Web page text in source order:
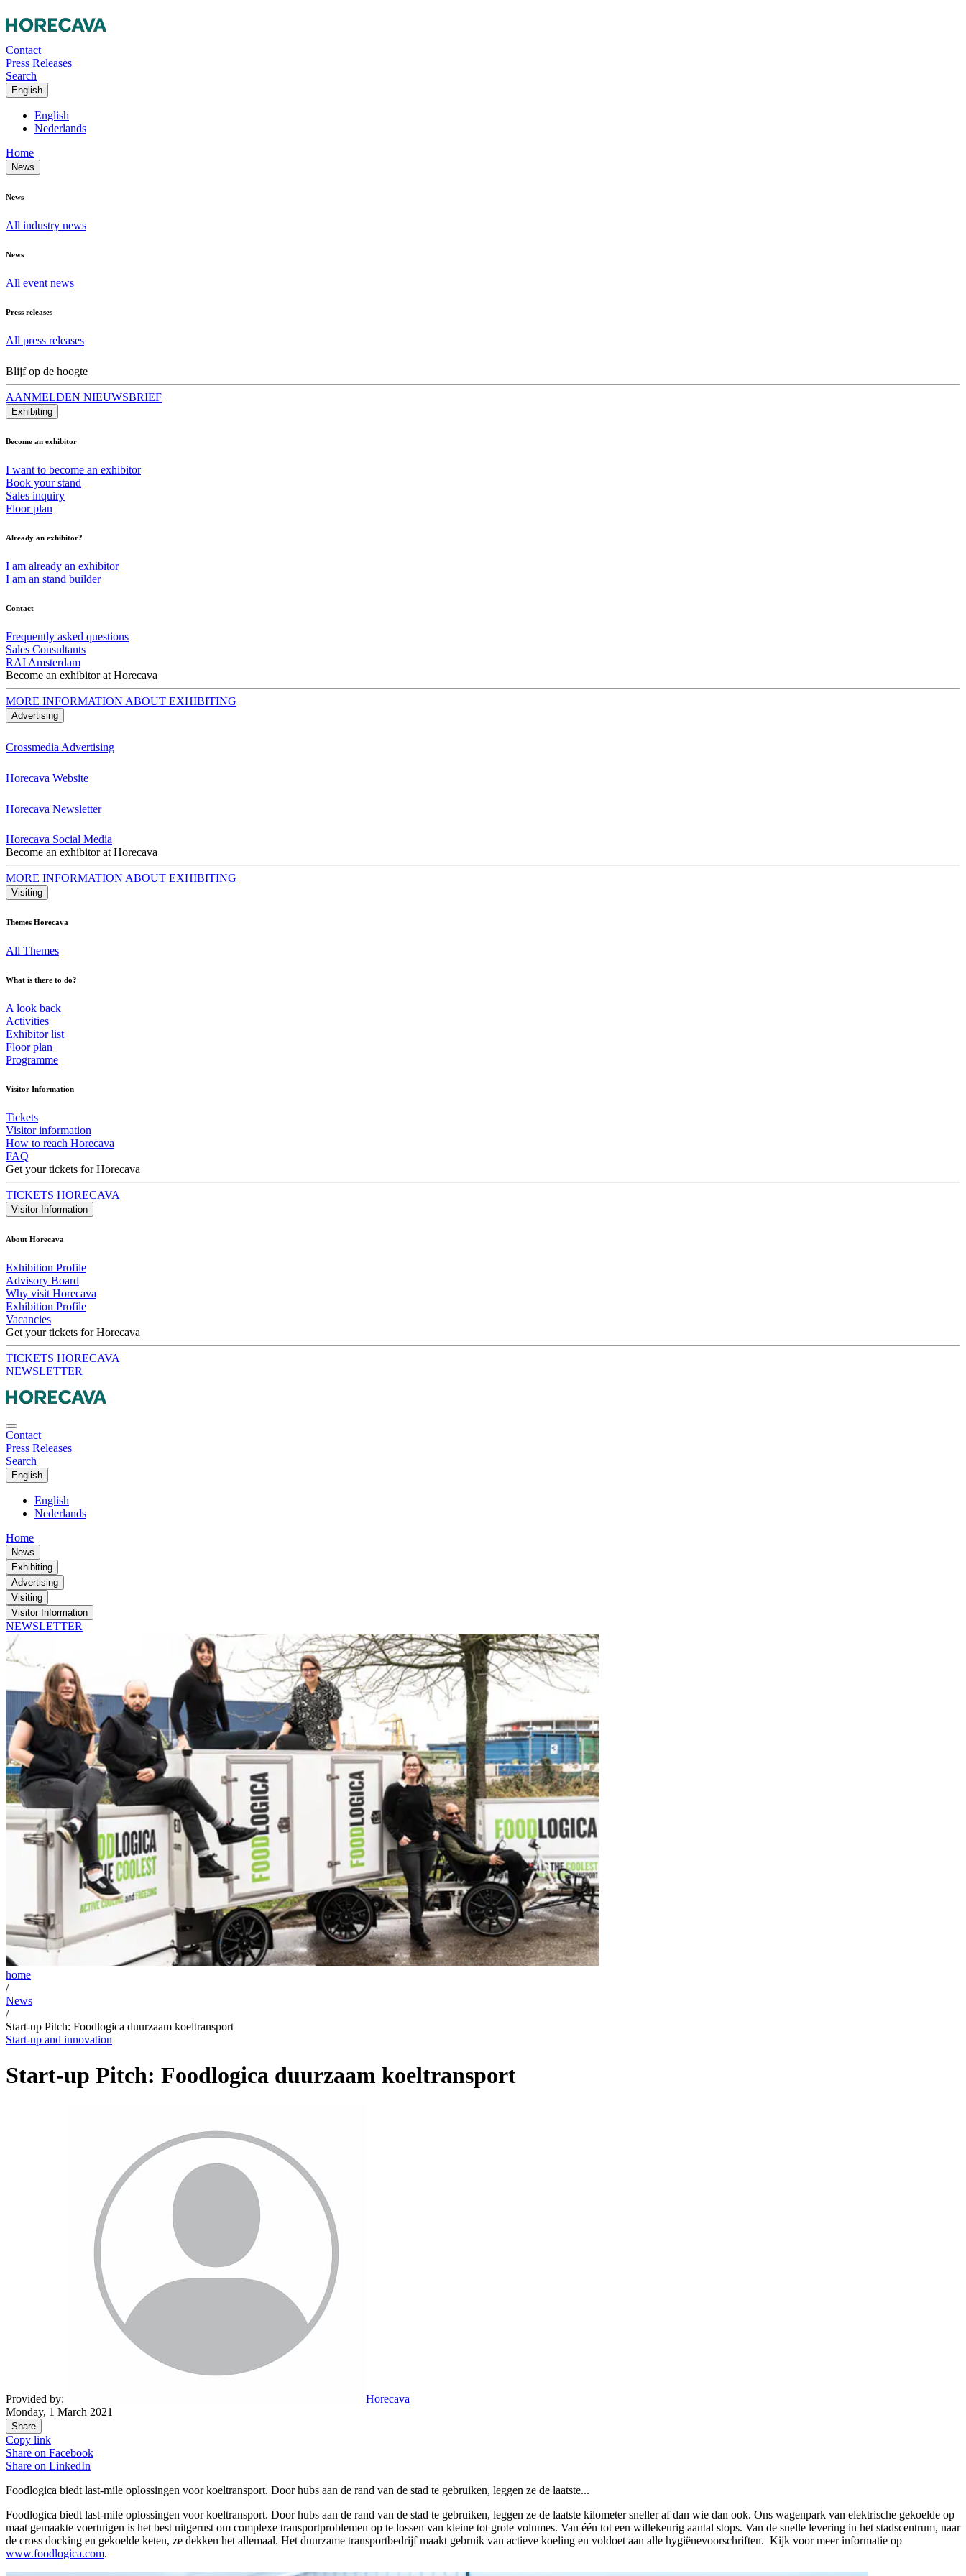
Contact
Press Releases
Search
English
English
Nederlands
Home
News
News
All industry news
News
All event news
Press releases
All press releases
Blijf op de hoogte
AANMELDEN NIEUWSBRIEF
Exhibiting
Become an exhibitor
I want to become an exhibitor
Book your stand
Sales inquiry
Floor plan
Already an exhibitor?
I am already an exhibitor
I am an stand builder
Contact
Frequently asked questions
Sales Consultants
RAI Amsterdam
Become an exhibitor at Horecava
MORE INFORMATION ABOUT EXHIBITING
Advertising
Crossmedia Advertising
Horecava Website
Horecava Newsletter
Horecava Social Media
Become an exhibitor at Horecava
MORE INFORMATION ABOUT EXHIBITING
Visiting
Themes Horecava
All Themes
What is there to do?
A look back
Activities
Exhibitor list
Floor plan
Programme
Visitor Information
Tickets
Visitor information
How to reach Horecava
FAQ
Get your tickets for Horecava
TICKETS HORECAVA
Visitor Information
About Horecava
Exhibition Profile
Advisory Board
Why visit Horecava
Exhibition Profile
Vacancies
Get your tickets for Horecava
TICKETS HORECAVA
NEWSLETTER
Contact
Press Releases
Search
English
English
Nederlands
Home
News
Exhibiting
Advertising
Visiting
Visitor Information
NEWSLETTER
home
/
News
/
Start-up Pitch: Foodlogica duurzaam koeltransport
Start-up and innovation
Start-up Pitch: Foodlogica duurzaam koeltransport
Provided by:
Horecava
Monday, 1 March 2021
Share
Copy link
Share on Facebook
Share on LinkedIn
Foodlogica biedt last-mile oplossingen voor koeltransport. Door hubs aan de rand van de stad te gebruiken, leggen ze de laatste...
Foodlogica biedt last-mile oplossingen voor koeltransport. Door hubs aan de rand van de stad te gebruiken, leggen ze de laatste kilometer sneller af dan wie dan ook. Ons wagenpark van elektrische gekoelde op
maat gemaakte voertuigen is het best uitgerust om complexe transportproblemen op te lossen van kleine tot grote volumes. Van één tot een willekeurig aantal stops. Van de snelle levering in het stadscentrum, naar
de cross docking en gekoelde keten, ze dekken het allemaal. Het duurzame transportbedrijf maakt gebruik van actieve koeling en voldoet aan alle hygiënevoorschriften. Kijk voor meer informatie op
www.foodlogica.com.